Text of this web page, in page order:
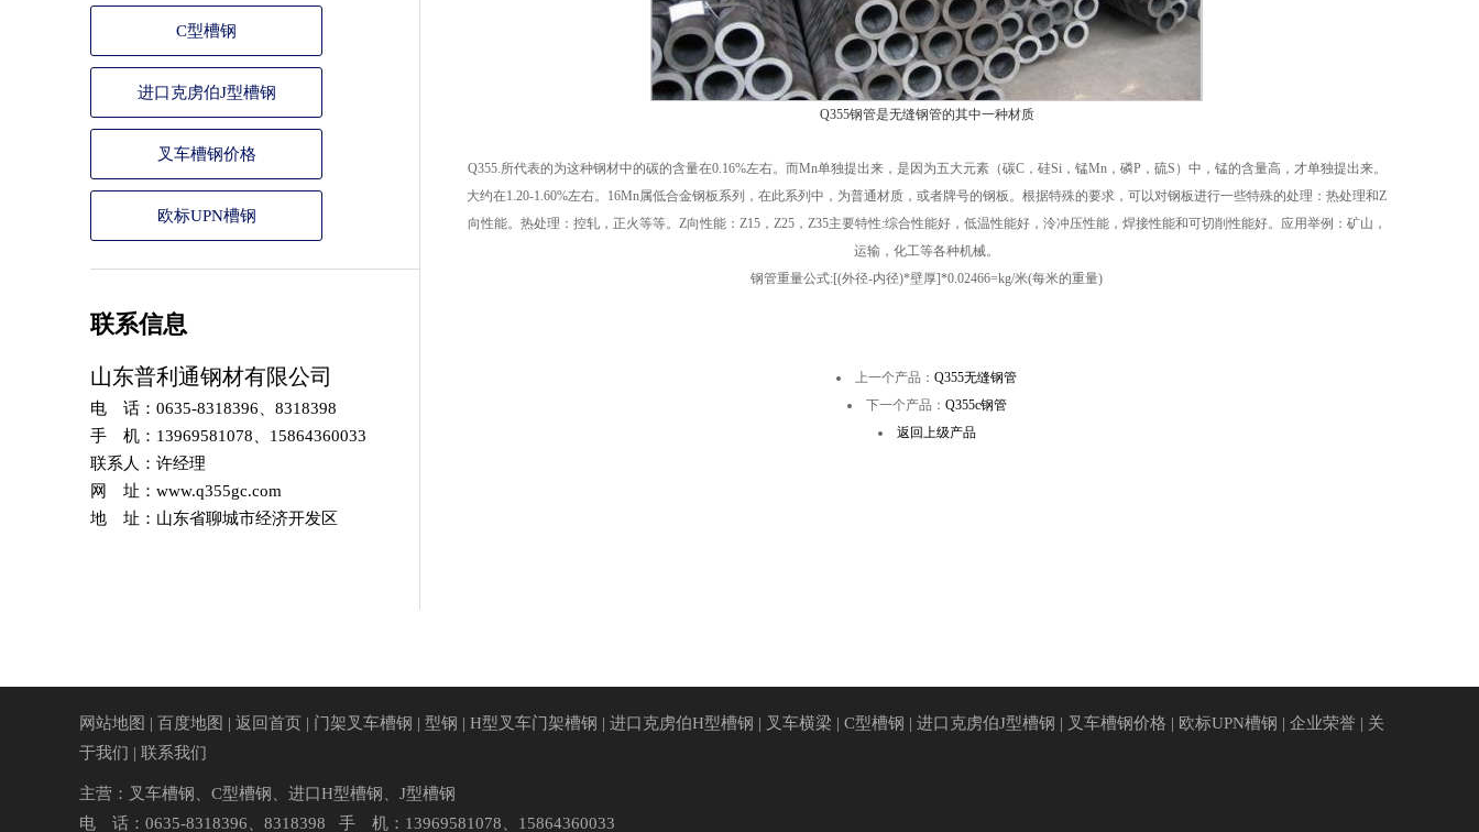
C型槽钢
进口克虏伯J型槽钢
叉车槽钢价格
欧标UPN槽钢
联系信息
山东普利通钢材有限公司
电 话：0635-8318396、8318398
手 机：13969581078、15864360033
联系人：许经理
网 址：www.q355gc.com
地 址：山东省聊城市经济开发区
Q355钢管是无缝钢管的其中一种材质
Q355.所代表的为这种钢材中的碳的含量在0.16%左右。而Mn单独提出来，是因为五大元素（碳C，硅Si，锰Mn，磷P，硫S）中，锰的含量高，才单独提出来。
大约在1.20-1.60%左右。16Mn属低合金钢板系列，在此系列中，为普通材质，或者牌号的钢板。根据特殊的要求，可以对钢板进行一些特殊的处理：热处理和Z
向性能。热处理：控轧，正火等等。Z向性能：Z15，Z25，Z35主要特性:综合性能好，低温性能好，泠冲压性能，焊接性能和可切削性能好。应用举例：矿山，
运输，化工等各种机械。
钢管重量公式:[(外径-内径)*壁厚]*0.02466=kg/米(每米的重量)
上一个产品： Q355无缝钢管
下一个产品： Q355c钢管
返回上级产品
网站地图 | 百度地图 | 返回首页 | 门架叉车槽钢 | 型钢 | H型叉车门架槽钢 | 进口克虏伯H型槽钢 | 叉车横梁 | C型槽钢 | 进口克虏伯J型槽钢 | 叉车槽钢价格 | 欧标UPN槽钢 | 企业荣誉 | 关
于我们 | 联系我们
主营： 叉车槽钢 C型槽钢 进口H型槽钢
J型槽钢
电 话：0635-8318396、8318398 手 机：13969581078、15864360033